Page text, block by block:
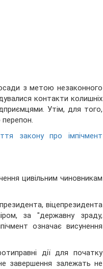
з метою незаконного
контакти колишніх
Утім, для того,
закону про імпічмент
цивільним чиновникам
віцепрезидента
за "державну зраду,
означає висунення
дії для початку
завершення залежать не